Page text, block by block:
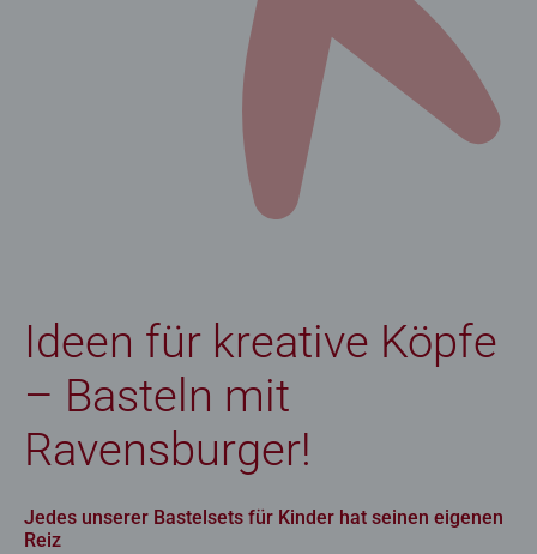
Ideen für kreative Köpfe
– Basteln mit
Ravensburger!
Jedes unserer Bastelsets für Kinder hat seinen eigenen
Reiz